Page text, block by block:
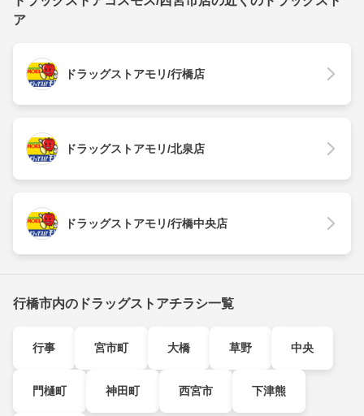
ア
ドラッグストアモリ/行橋店
ドラッグストアモリ/北泉店
ドラッグストアモリ/行橋中央店
行橋市内のドラッグストアチラシ一覧
行事 宮市町 大橋 草野 中央
門樋町 神田町 西宮市 下津熊